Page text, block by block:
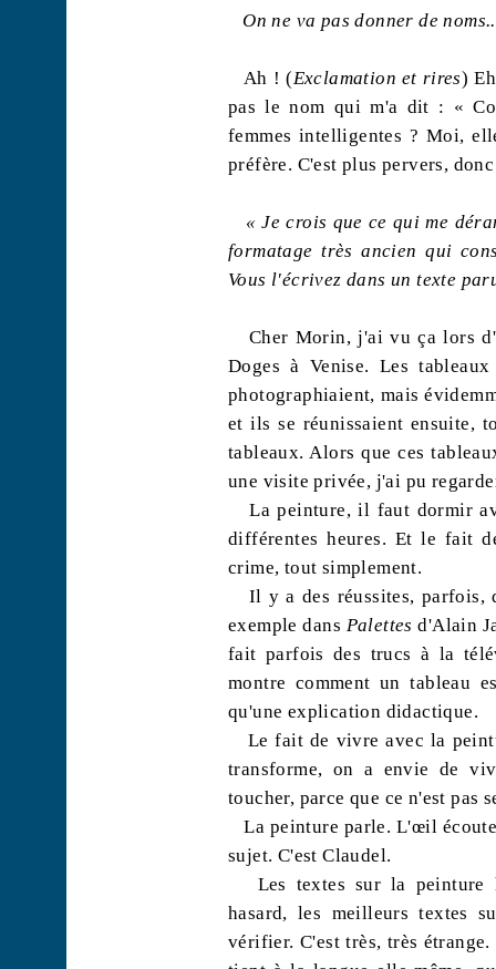
On ne va pas donner de
Ah ! (Exclamation et rires)
pas le nom qui m'a dit : «
femmes intelligentes ? Moi,
préfère. C'est plus pervers,
« Je crois que ce qui me
formatage très ancien qui
Vous l'écrivez dans un texte
Cher Morin, j'ai vu ça lors
Doges à Venise. Les
photographiaient, mais
et ils se réunissaient ensuite,
tableaux. Alors que ces
une visite privée, j'ai pu
La peinture, il faut dormir
différentes heures. Et le fait
crime, tout simplement.
Il y a des réussites, parfois,
exemple dans Palettes d'Alain
fait parfois des trucs à la
montre comment un tableau
qu'une explication didactique.
Le fait de vivre avec la
transforme, on a envie de
toucher, parce que ce n'est pas
La peinture parle. L'œil
sujet. C'est Claudel.
Les textes sur la peinture
hasard, les meilleurs textes
vérifier. C'est très, très